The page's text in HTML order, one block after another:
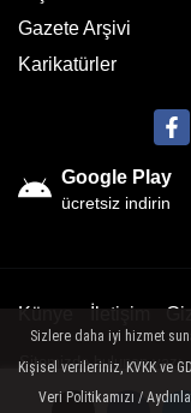
Gazete Arşivi
Karikatürler
Google Play
ücretsiz indirin
Künye İletişim
Sitemizde bulunan yazı
Sizlere daha iyi hizmet
Kişisel verileriniz, KVKK ve
Veri Politikamızı /